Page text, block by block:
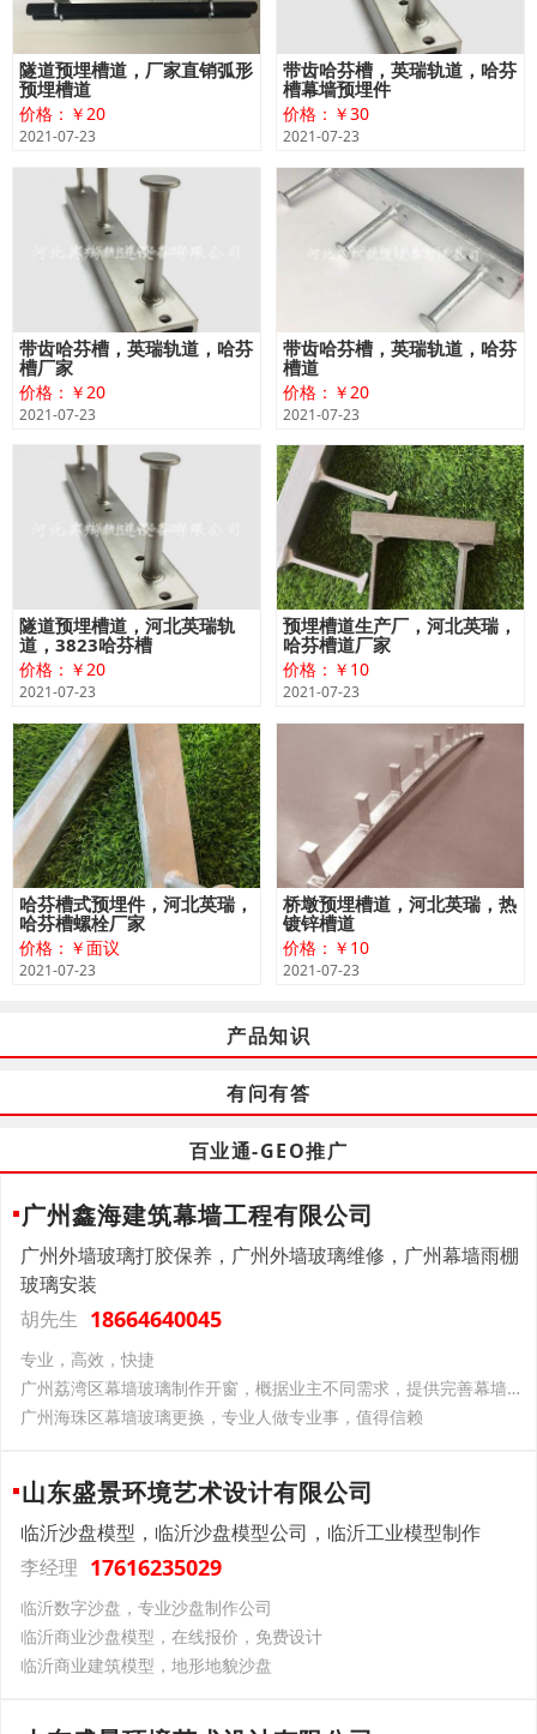
隧道预埋槽道，厂家直销弧形
预埋槽道
价格：￥20
2021-07-23
带齿哈芬槽，英瑞轨道，哈芬
槽幕墙预埋件
价格：￥30
2021-07-23
带齿哈芬槽，英瑞轨道，哈芬
槽厂家
价格：￥20
2021-07-23
带齿哈芬槽，英瑞轨道，哈芬
槽道
价格：￥20
2021-07-23
隧道预埋槽道，河北英瑞轨
道，3823哈芬槽
价格：￥20
2021-07-23
预埋槽道生产厂，河北英瑞，
哈芬槽道厂家
价格：￥10
2021-07-23
哈芬槽式预埋件，河北英瑞，
哈芬槽螺栓厂家
价格：￥面议
2021-07-23
桥墩预埋槽道，河北英瑞，热
镀锌槽道
价格：￥10
2021-07-23
产品知识
有问有答
百业通-GEO推广
广州鑫海建筑幕墙工程有限公司
广州外墙玻璃打胶保养，广州外墙玻璃维修，广州幕墙雨棚
玻璃安装
胡先生 18664640045
专业，高效，快捷
广州荔湾区幕墙玻璃制作开窗，概据业主不同需求，提供完善幕墙清洗方案
广州海珠区幕墙玻璃更换，专业人做专业事，值得信赖
山东盛景环境艺术设计有限公司
临沂沙盘模型，临沂沙盘模型公司，临沂工业模型制作
李经理 17616235029
临沂数字沙盘，专业沙盘制作公司
临沂商业沙盘模型，在线报价，免费设计
临沂商业建筑模型，地形地貌沙盘